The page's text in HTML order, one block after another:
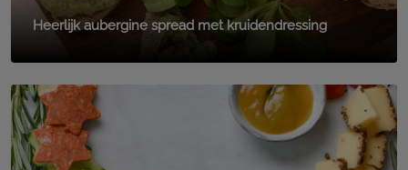
Heerlijk aubergine spread met kruidendressing